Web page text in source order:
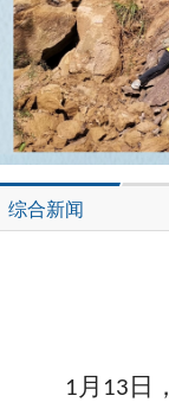
综合新闻
1月 13 日